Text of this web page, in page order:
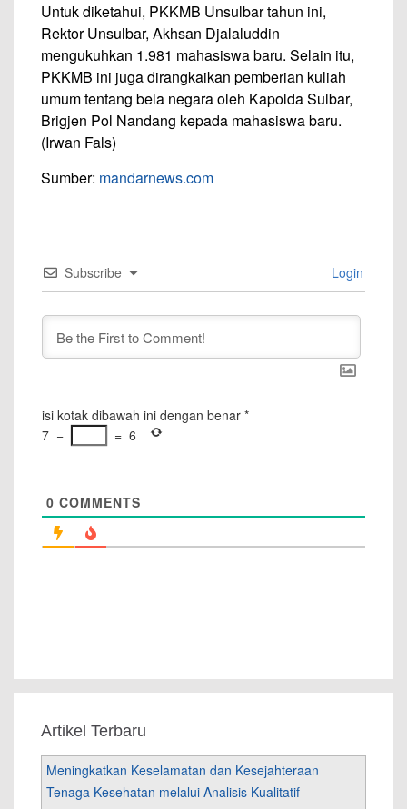
Untuk diketahui, PKKMB Unsulbar tahun ini,
Rektor Unsulbar, Akhsan Djalaluddin
mengukuhkan 1.981 mahasiswa baru. Selain itu,
PKKMB ini juga dirangkaikan pemberian kuliah
umum tentang bela negara oleh Kapolda Sulbar,
Brigjen Pol Nandang kepada mahasiswa baru.
(Irwan Fals)
Sumber: mandarnews.com
Subscribe Login
isi kotak dibawah ini dengan benar *
7 − = 6
0 COMMENTS
Artikel Terbaru
Meningkatkan Keselamatan dan Kesejahteraan
Tenaga Kesehatan melalui Analisis Kualitatif